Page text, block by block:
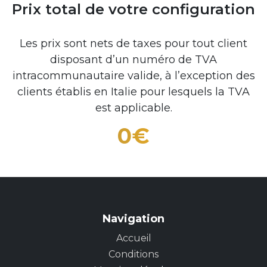
Prix total de votre configuration
Les prix sont nets de taxes pour tout client
disposant d’un numéro de TVA
intracommunautaire valide, à l’exception des
clients établis en Italie pour lesquels la TVA
est applicable.
0€
Navigation
Accueil
Conditions